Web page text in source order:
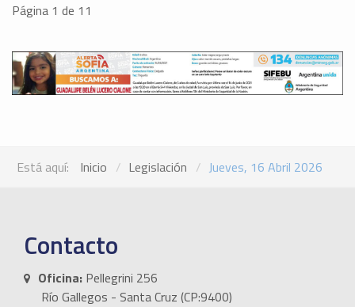
Página 1 de 11
Está aquí: Inicio Legislación Jueves, 16 Abril 2026
Contacto
Oficina: Pellegrini 256
Río Gallegos - Santa Cruz (CP:9400)